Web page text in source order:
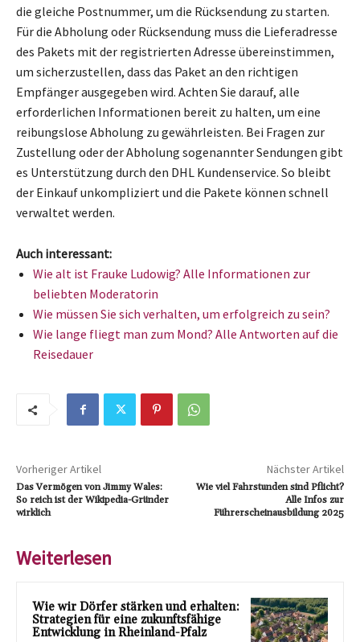
die gleiche Postnummer, um die Rücksendung zu starten.
Für die Abholung oder Rücksendung muss die Lieferadresse
des Pakets mit der registrierten Adresse übereinstimmen,
um sicherzustellen, dass das Paket an den richtigen
Empfänger ausgegeben wird. Achten Sie darauf, alle
erforderlichen Informationen bereit zu halten, um eine
reibungslose Abholung zu gewährleisten. Bei Fragen zur
Zustellung oder der Abholung sogenannter Sendungen gibt
es Unterstützung durch den DHL Kundenservice. So bleibt
der Einkauf unkompliziert und die Pakete können schnell
verwaltet werden.
Auch interessant:
Wie alt ist Frauke Ludowig? Alle Informationen zur
beliebten Moderatorin
Wie müssen Sie sich verhalten, um erfolgreich zu sein?
Wie lange fliegt man zum Mond? Alle Antworten auf die
Reisedauer
Vorheriger Artikel
Das Vermögen von Jimmy Wales:
So reich ist der Wikipedia-Gründer
wirklich
Nächster Artikel
Wie viel Fahrstunden sind Pflicht?
Alle Infos zur
Führerscheinausbildung 2025
Weiterlesen
Wie wir Dörfer stärken und erhalten:
Strategien für eine zukunftsfähige
Entwicklung in Rheinland-Pfalz